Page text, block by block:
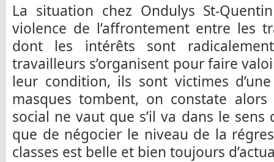
La situation chez Ondulys St-
violence de l’affrontement entre les
dont les intérêts sont
travailleurs s’organisent pour faire
leur condition, ils sont victimes
masques tombent, on constate
social ne vaut que s’il va dans le sens
que de négocier le niveau de la
classes est belle et bien toujours